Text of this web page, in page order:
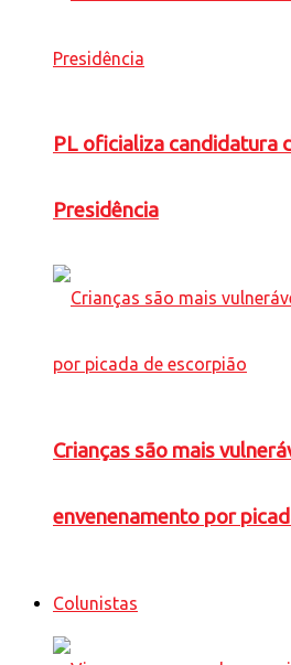
PL oficializa candidatura
Presidência
Crianças são mais
envenenamento por
Colunistas